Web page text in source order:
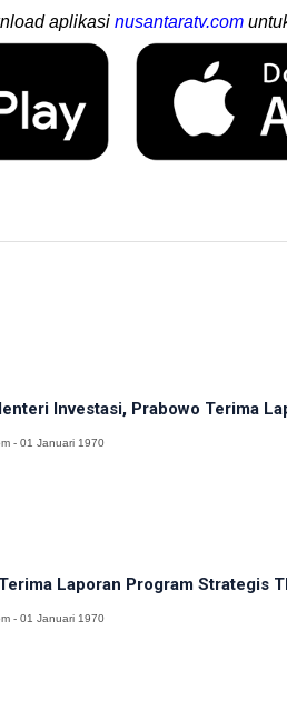
aplikasi nusantaratv.com
Investasi, Prabowo Terima
- 01 Januari 1970
Laporan Program Strategis
- 01 Januari 1970